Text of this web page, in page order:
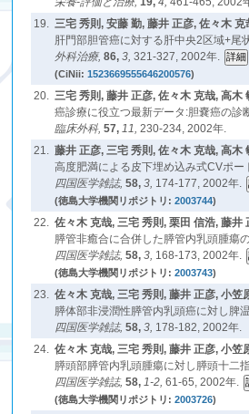
19. 三宅 秀則, 安藤 勤, 藤井 正彦, 佐々木 克
肝門部胆管癌に対する肝中央2区域+尾
外科治療,86,3,321-327, 2002年.
(CiNii:1523669555646200576)
20. 三宅 秀則, 藤井 正彦, 佐々木 克哉, 高木
癌診療に役立つ最新データ:胆嚢癌の診
臨床外科,57,11,230-234, 2002年.
21. 藤井 正彦, 三宅 秀則, 佐々木 克哉, 高木
高度肥満による皮下埋め込み式CVポ
四国医学雑誌,58,3, 174-177, 2002年.
(徳島大学機関リポジトリ:2003744)
22. 佐々木 克哉, 三宅 秀則, 栗田 信浩, 藤井
膵管非癒合に合併した膵管内乳頭腫瘍
四国医学雑誌,58,3, 168-173, 2002年.
(徳島大学機関リポジトリ:2003743)
23. 佐々木 克哉, 三宅 秀則, 藤井 正彦, 小笠
膵体部非浸潤性膵管内乳頭癌に対し脾
四国医学雑誌,58,3, 178-182, 2002年.
24. 佐々木 克哉, 三宅 秀則, 藤井 正彦, 小笠
膵頭部膵管内乳頭腫瘍に対し膵頭十二
四国医学雑誌,58,1-2,61-65, 2002年.
(徳島大学機関リポジトリ:2003726)